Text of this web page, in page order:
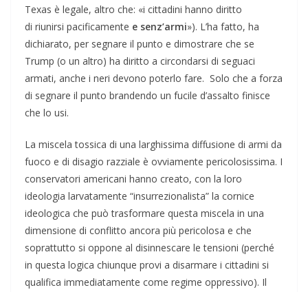
Texas è legale, altro che: «i cittadini hanno diritto
di riunirsi pacificamente e senz’armi»). L’ha fatto, ha
dichiarato, per segnare il punto e dimostrare che se
Trump (o un altro) ha diritto a circondarsi di seguaci
armati, anche i neri devono poterlo fare. Solo che a forza
di segnare il punto brandendo un fucile d’assalto finisce
che lo usi.
La miscela tossica di una larghissima diffusione di armi da
fuoco e di disagio razziale è ovviamente pericolosissima. I
conservatori americani hanno creato, con la loro
ideologia larvatamente “insurrezionalista” la cornice
ideologica che può trasformare questa miscela in una
dimensione di conflitto ancora più pericolosa e che
soprattutto si oppone al disinnescare le tensioni (perché
in questa logica chiunque provi a disarmare i cittadini si
qualifica immediatamente come regime oppressivo). Il